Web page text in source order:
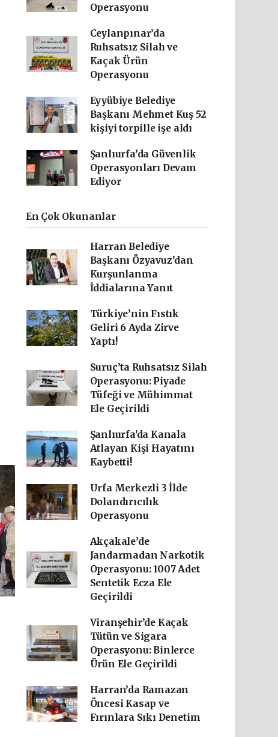
Operasyonu
Ceylanpınar’da
Ruhsatsız Silah ve
Kaçak Ürün
Operasyonu
Eyyübiye Belediye
Başkanı Mehmet Kuş 52
kişiyi torpille işe aldı
Şanlıurfa’da Güvenlik
Operasyonları Devam
Ediyor
En Çok Okunanlar
Harran Belediye
Başkanı Özyavuz’dan
Kurşunlanma
İddialarına Yanıt
Türkiye’nin Fıstık
Geliri 6 Ayda Zirve
Yaptı!
Suruç’ta Ruhsatsız Silah
Operasyonu: Piyade
Tüfeği ve Mühimmat
Ele Geçirildi
Şanlıurfa'da Kanala
Atlayan Kişi Hayatını
Kaybetti!
Urfa Merkezli 3 İlde
Dolandırıcılık
Operasyonu
Akçakale’de
Jandarmadan Narkotik
Operasyonu: 1007 Adet
Sentetik Ecza Ele
Geçirildi
Viranşehir’de Kaçak
Tütün ve Sigara
Operasyonu: Binlerce
Ürün Ele Geçirildi
Harran’da Ramazan
Öncesi Kasap ve
Fırınlara Sıkı Denetim